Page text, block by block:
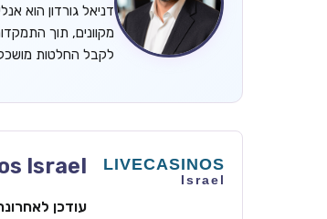
מקוונים, תוך
לקבל החלטות
Israel
עודכן